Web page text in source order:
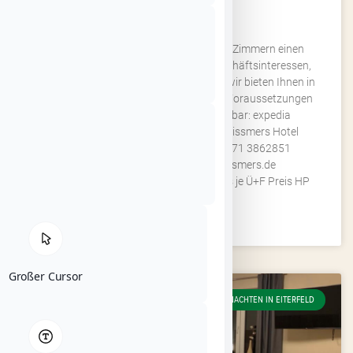
Das MEISSMERS HOTEL bietet mit 17 Zimmern einen
idealen Aufenthaltsort. Ob Urlaub, Geschäftsinteressen,
Tagungen, Trainingslager und und und wir bieten Ihnen in
unserem Hotel mit 5 Kategorien beste Voraussetzungen
für Ihre Übernachtung. Online buchbar: expedia
hotels.com booking.com Kontakt Meissmers Hotel
Marktstraße 18, 36132 Eiterfeld 0171 3862851
hotel@meissmers.de www.meissmers.de
Übernachtungspreise: Zimmertyp Preis je Ü+F Preis HP
ÜBERNACHTEN IN EITERFELD
Großer Cursor